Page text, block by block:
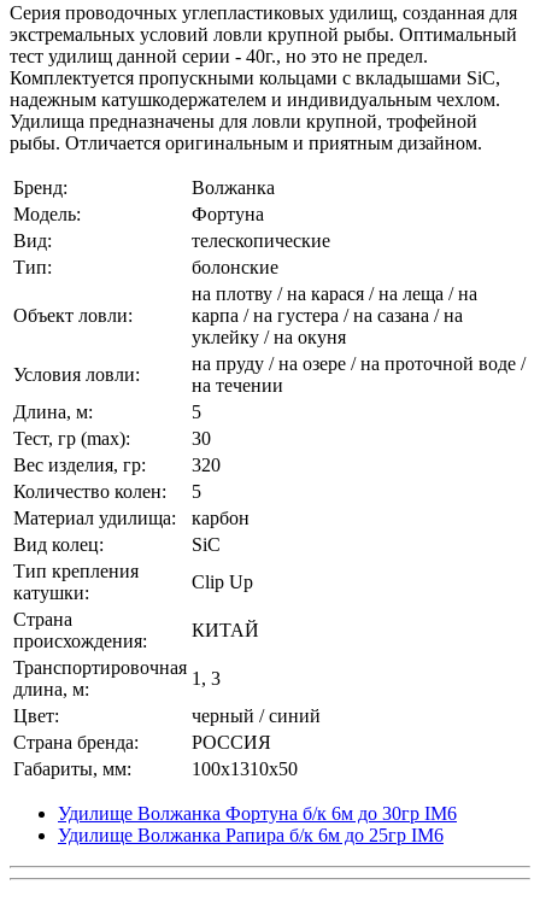
Серия проводочных углепластиковых удилищ, созданная для
экстремальных условий ловли крупной рыбы. Оптимальный
тест удилищ данной серии - 40г., но это не предел.
Комплектуется пропускными кольцами с вкладышами SiC,
надежным катушкодержателем и индивидуальным чехлом.
Удилища предназначены для ловли крупной, трофейной
рыбы. Отличается оригинальным и приятным дизайном.
Бренд:
Волжанка
Модель:
Фортуна
Вид:
телескопические
Тип:
болонские
Объект ловли:
на плотву / на карася / на леща / на
карпа / на густера / на сазана / на
уклейку / на окуня
Условия ловли:
на пруду / на озере / на проточной воде /
на течении
Длина, м:
5
Тест, гр (max):
30
Вес изделия, гр:
320
Количество колен:
5
Материал удилища:
карбон
Вид колец:
SiC
Тип крепления
катушки:
Clip Up
Страна
происхождения:
КИТАЙ
Транспортировочная
длина, м:
1, 3
Цвет:
черный / синий
Страна бренда:
РОССИЯ
Габариты, мм:
100x1310x50
Удилище Волжанка Фортуна б/к 6м до 30гр IM6
Удилище Волжанка Рапира б/к 6м до 25гр IM6